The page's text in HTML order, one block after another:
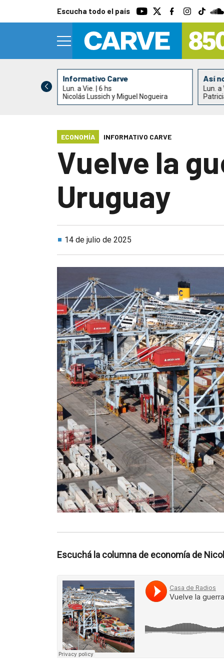
Escucha todo el país
Informativo Carve
Lun. a Vie. | 6 hs
Nicolás Lussich y Miguel Nogueira
Así
Lun. a
ECONOMÍA INFORMATIVO CARVE
Vuelve la
Uruguay
14 de julio de 2025
Escuchá la columna de economía de